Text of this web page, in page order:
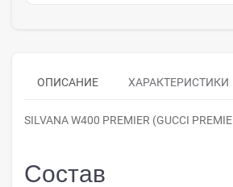
ОПИСАНИЕ ХАРАКТЕРИСТИКИ
SILVANA W400 PREMIER (GUCCI
Состав